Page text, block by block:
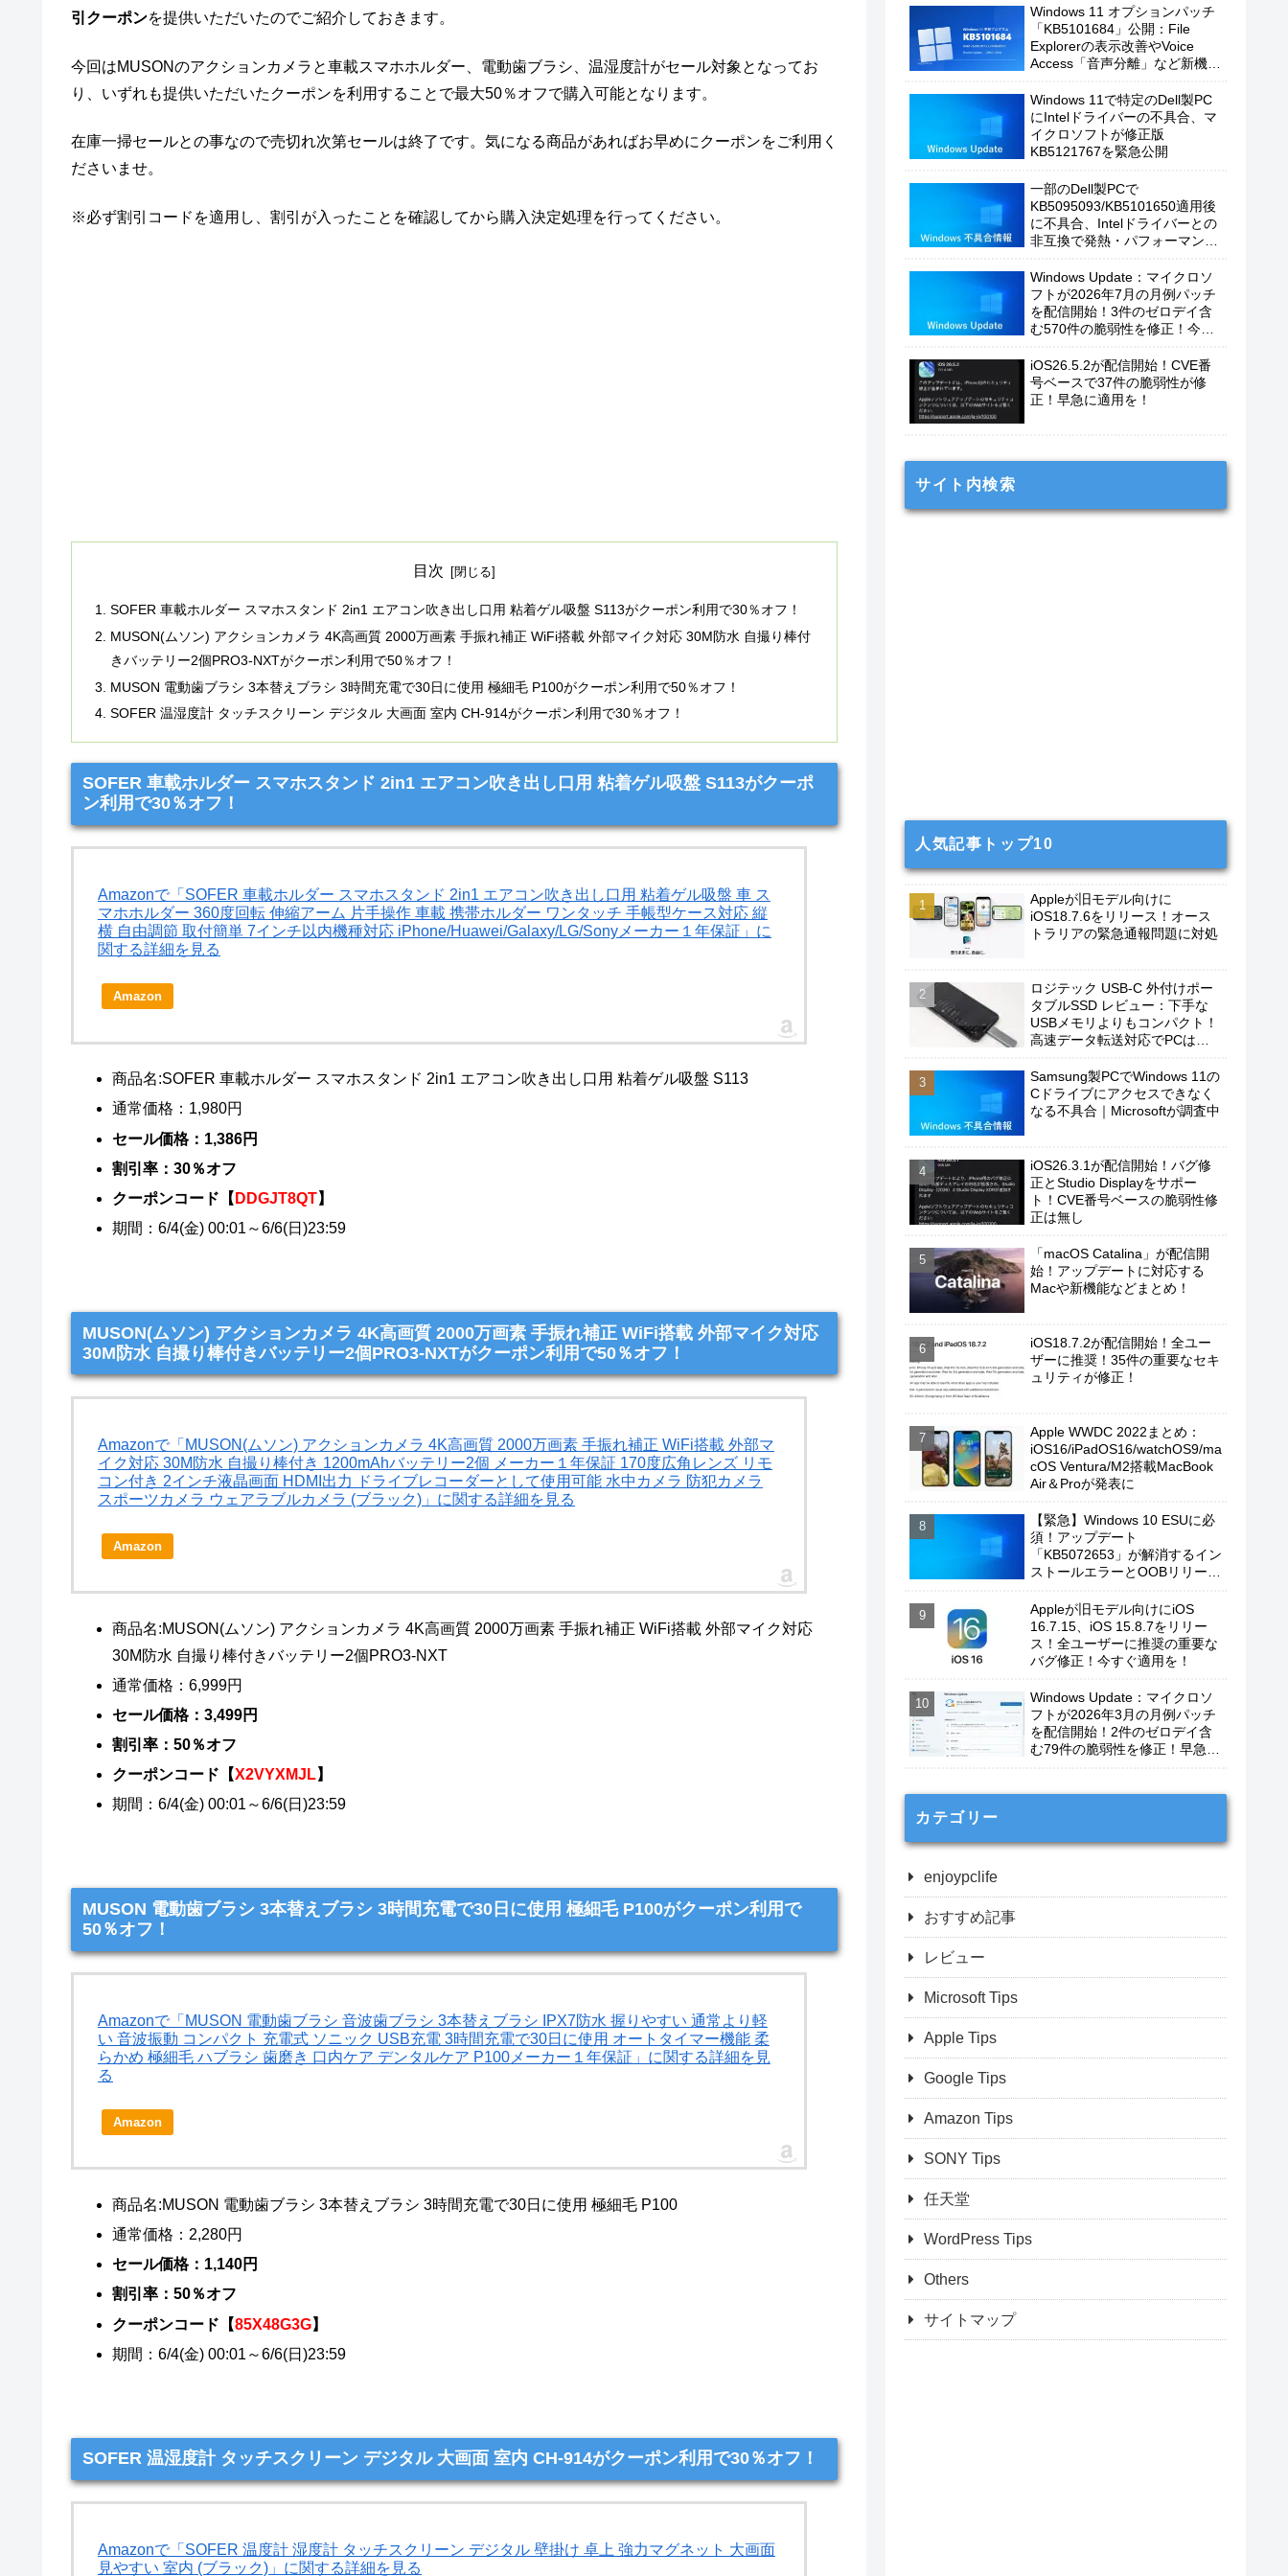
引クーポンを提供いただいたのでご紹介しておきます。
今回はMUSONのアクションカメラと車載スマホホルダー、電動歯ブラシ、温湿度計がセール対象となってお
り、いずれも提供いただいたクーポンを利用することで最大50％オフで購入可能となります。
在庫一掃セールとの事なので売切れ次第セールは終了です。気になる商品があればお早めにクーポンをご利用く
ださいませ。
※必ず割引コードを適用し、割引が入ったことを確認してから購入決定処理を行ってください。
目次
SOFER 車載ホルダー スマホスタンド 2in1 エアコン吹き出し口用 粘着ゲル吸盤 S113がクーポン利用で30％オフ！
MUSON(ムソン) アクションカメラ 4K高画質 2000万画素 手振れ補正 WiFi搭載 外部マイク対応 30M防水 自撮り棒付
きバッテリー2個PRO3-NXTがクーポン利用で50％オフ！
MUSON 電動歯ブラシ 3本替えブラシ 3時間充電で30日に使用 極細毛 P100がクーポン利用で50％オフ！
SOFER 温湿度計 タッチスクリーン デジタル 大画面 室内 CH-914がクーポン利用で30％オフ！
SOFER 車載ホルダー スマホスタンド 2in1 エアコン吹き出し口用 粘着ゲル吸盤 S113がクーポ
ン利用で30％オフ！
Amazonで「SOFER 車載ホルダー スマホスタンド 2in1 エアコン吹き出し口用 粘着ゲル吸盤 車 ス
マホホルダー 360度回転 伸縮アーム 片手操作 車載 携帯ホルダー ワンタッチ 手帳型ケース対応 縦
横 自由調節 取付簡単 7インチ以内機種対応 iPhone/Huawei/Galaxy/LG/Sonyメーカー１年保証」に
関する詳細を見る
Amazon
商品名:SOFER 車載ホルダー スマホスタンド 2in1 エアコン吹き出し口用 粘着ゲル吸盤 S113
通常価格：1,980円
セール価格：1,386円
割引率：30％オフ
クーポンコード【 DDGJT8QT】
期間：6/4(金) 00:01～6/6(日)23:59
MUSON(ムソン) アクションカメラ 4K高画質 2000万画素 手振れ補正 WiFi搭載 外部マイク対応
30M防水 自撮り棒付きバッテリー2個PRO3-NXTがクーポン利用で50％オフ！
Amazonで「MUSON(ムソン) アクションカメラ 4K高画質 2000万画素 手振れ補正 WiFi搭載 外部マ
イク対応 30M防水 自撮り棒付き 1200mAhバッテリー2個 メーカー１年保証 170度広角レンズ リモ
コン付き 2インチ液晶画面 HDMI出力 ドライブレコーダーとして使用可能 水中カメラ 防犯カメラ
スポーツカメラ ウェアラブルカメラ (ブラック)」に関する詳細を見る
Amazon
商品名:MUSON(ムソン) アクションカメラ 4K高画質 2000万画素 手振れ補正 WiFi搭載 外部マイク対応
30M防水 自撮り棒付きバッテリー2個PRO3-NXT
通常価格：6,999円
セール価格：3,499円
割引率：50％オフ
クーポンコード【X2VYXMJL】
期間：6/4(金) 00:01～6/6(日)23:59
MUSON 電動歯ブラシ 3本替えブラシ 3時間充電で30日に使用 極細毛 P100がクーポン利用で
50％オフ！
Amazonで「MUSON 電動歯ブラシ 音波歯ブラシ 3本替えブラシ IPX7防水 握りやすい 通常より軽
い 音波振動 コンパクト 充電式 ソニック USB充電 3時間充電で30日に使用 オートタイマー機能 柔
らかめ 極細毛 ハブラシ 歯磨き 口内ケア デンタルケア P100メーカー１年保証」に関する詳細を見
る
Amazon
商品名:MUSON 電動歯ブラシ 3本替えブラシ 3時間充電で30日に使用 極細毛 P100
通常価格：2,280円
セール価格：1,140円
割引率：50％オフ
クーポンコード【85X48G3G】
期間：6/4(金) 00:01～6/6(日)23:59
SOFER 温湿度計 タッチスクリーン デジタル 大画面 室内 CH-914がクーポン利用で30％オフ！
Amazonで「SOFER 温度計 湿度計 タッチスクリーン デジタル 壁掛け 卓上 強力マグネット 大画面
見やすい 室内 (ブラック)」に関する詳細を見る
Windows 11 オプションパッチ
「KB5101684」公開：File
Explorerの表示改善やVoice
Access「音声分離」など新機能
Windows 11で特定のDell製PC
にIntelドライバーの不具合、マ
イクロソフトが修正版
KB5121767を緊急公開
一部のDell製PCで
KB5095093/KB5101650適用後
に不具合、Intelドライバーとの
非互換で発熱・パフォーマンス
Windows Update：マイクロソ
フトが2026年7月の月例パッチ
を配信開始！3件のゼロデイ含
む570件の脆弱性を修正！今す
iOS26.5.2が配信開始！CVE番
号ベースで37件の脆弱性が修
正！早急に適用を！
サイト内検索
人気記事トップ10
Appleが旧モデル向けに
iOS18.7.6をリリース！オース
トラリアの緊急通報問題に対処
ロジテック USB-C 外付けポー
タブルSSD レビュー：下手な
USBメモリよりもコンパクト！
高速データ転送対応でPCは勿
もおすすめ！
Samsung製PCでWindows 11の
Cドライブにアクセスできなく
なる不具合｜Microsoftが調査中
iOS26.3.1が配信開始！バグ修
正とStudio Displayをサポー
ト！CVE番号ベースの脆弱性修
正は無し
「macOS Catalina」が配信開
始！アップデートに対応する
Macや新機能などまとめ！
iOS18.7.2が配信開始！全ユー
ザーに推奨！35件の重要なセキ
ュリティが修正！
Apple WWDC 2022まとめ：
iOS16/iPadOS16/watchOS9/ma
cOS Ventura/M2搭載MacBook
Air＆Proが発表に
【緊急】Windows 10 ESUに必
須！アップデート
「KB5072653」が解消するイン
ストールエラーとOOBリリース
Appleが旧モデル向けにiOS
16.7.15、iOS 15.8.7をリリー
ス！全ユーザーに推奨の重要な
バグ修正！今すぐ適用を！
Windows Update：マイクロソ
フトが2026年3月の月例パッチ
を配信開始！2件のゼロデイ含
む79件の脆弱性を修正！早急に
カテゴリー
enjoypclife
おすすめ記事
レビュー
Microsoft Tips
Apple Tips
Google Tips
Amazon Tips
SONY Tips
任天堂
WordPress Tips
Others
サイトマップ